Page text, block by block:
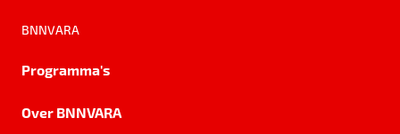
BNNVARA
Programma's
Over BNNVARA